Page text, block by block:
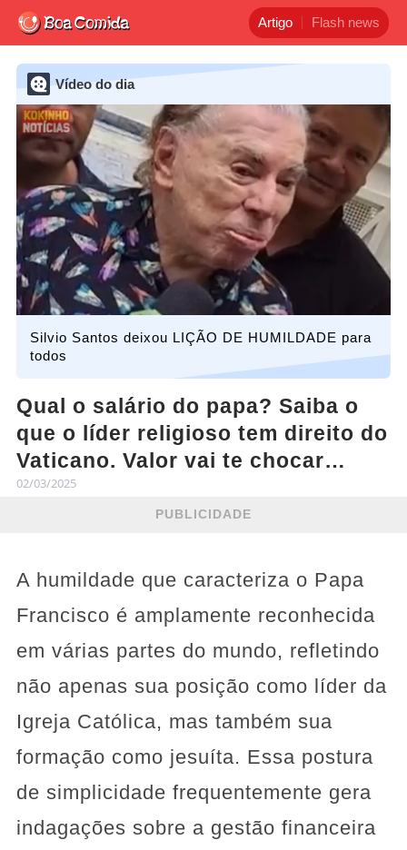
Artigo Flash news
Vídeo do dia
Silvio Santos deixou LIÇÃO DE HUMILDADE para
todos
Qual o salário do papa? Saiba o
que o líder religioso tem direito do
Vaticano. Valor vai te chocar…
02/03/2025
PUBLICIDADE
A humildade que caracteriza o Papa
Francisco é amplamente reconhecida
em várias partes do mundo, refletindo
não apenas sua posição como líder da
Igreja Católica, mas também sua
formação como jesuíta. Essa postura
de simplicidade frequentemente gera
indagações sobre a gestão financeira